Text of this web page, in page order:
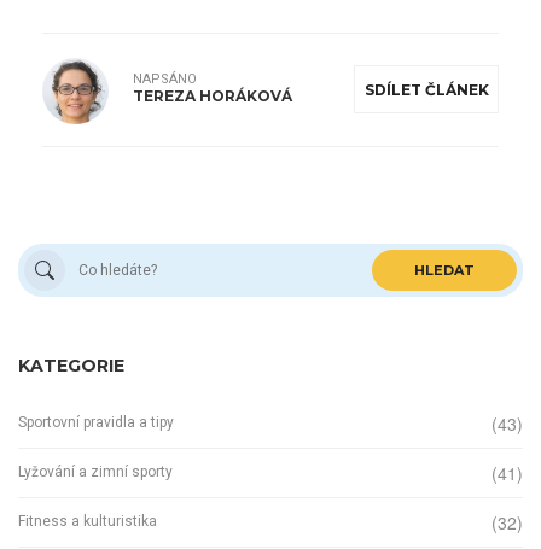
SDÍLET ČLÁNEK
NAPSÁNO
TEREZA HORÁKOVÁ
HLEDAT
KATEGORIE
Sportovní pravidla a tipy (43)
Lyžování a zimní sporty (41)
Fitness a kulturistika (32)